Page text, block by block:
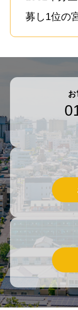
募し1位の
お
LINEでご相談